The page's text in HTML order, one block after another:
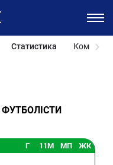
Статистика Команди
ФУТБОЛІСТИ
Г 11M МП ЖК